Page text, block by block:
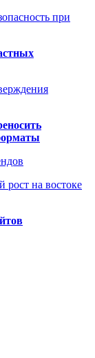
при
рост на востоке